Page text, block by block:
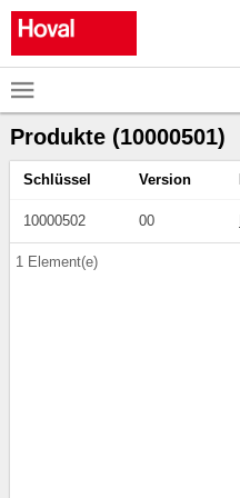

Produkte (10000501)
Schlüssel Version
10000502 00
1 Element(e)